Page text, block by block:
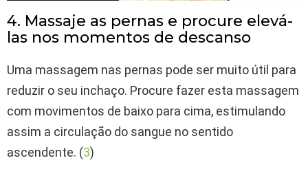
4. Massaje as pernas e procure elevá-
las nos momentos de descanso
Uma massagem nas pernas pode ser muito útil para
reduzir o seu inchaço. Procure fazer esta massagem
com movimentos de baixo para cima, estimulando
assim a circulação do sangue no sentido
ascendente. (3)